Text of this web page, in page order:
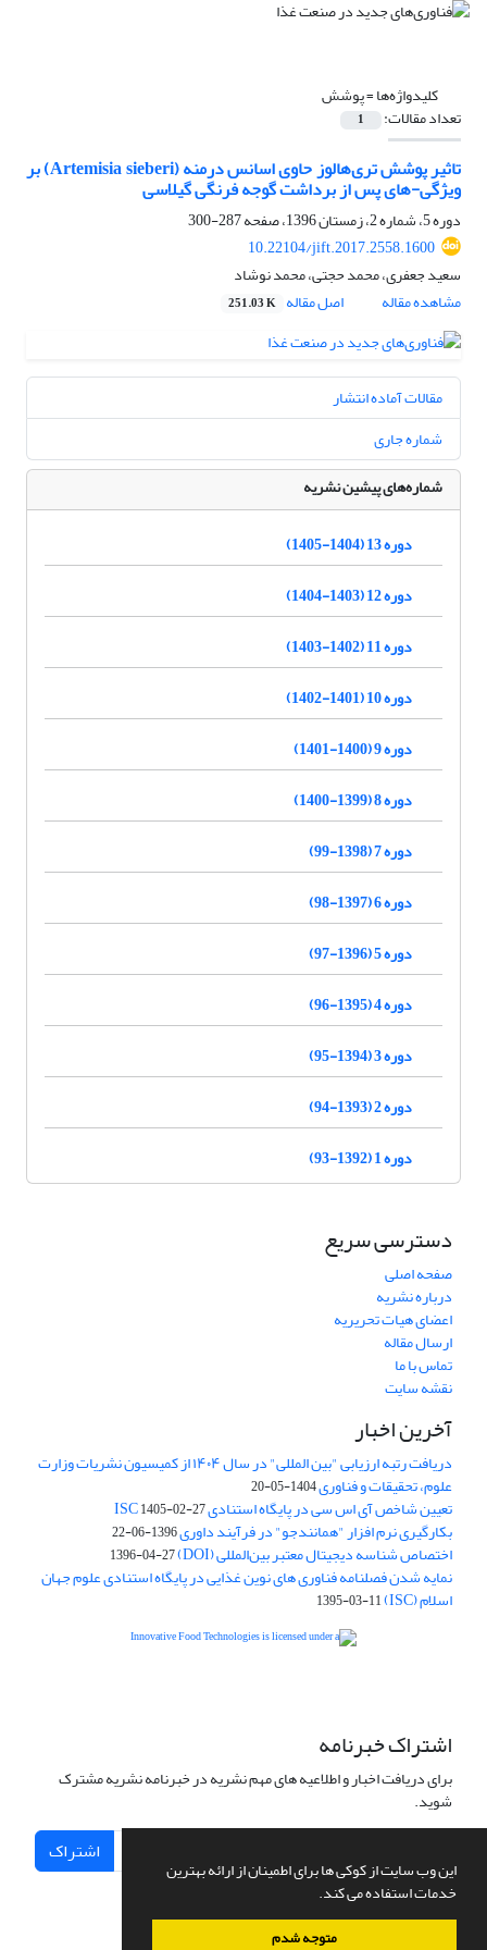
این وب سایت از کوکی ها برای اطمینان از ارائه بهترین
خدمات استفاده می کند.
متوجه شدم
کلیدواژه‌ها =پوشش
تعداد مقالات: 1
تاثیر پوشش تری‌هالوز حاوی اسانس درمنه (Artemisia sieberi) بر
ویژگی-های پس از برداشت گوجه فرنگی گیلاسی
دوره 5، شماره 2، زمستان 1396، صفحه
287-300
10.22104/jift.2017.2558.1600
سعید جعفری، محمد حجتی، محمد نوشاد
مشاهده مقاله
اصل مقاله 251.03 K
مقالات آماده انتشار
شماره جاری
شماره‌های پیشین نشریه
دوره 13 (1404-1405)
دوره 12 (1403-1404)
دوره 11 (1402-1403)
دوره 10 (1401-1402)
دوره 9 (1400-1401)
دوره 8 (1399-1400)
دوره 7 (1398-99)
دوره 6 (1397-98)
دوره 5 (1396-97)
دوره 4 (1395-96)
دوره 3 (1394-95)
دوره 2 (1393-94)
دوره 1 (1392-93)
دسترسی سریع
صفحه اصلی
درباره نشریه
اعضای هیات تحریریه
ارسال مقاله
تماس با ما
نقشه سایت
آخرین اخبار
دریافت رتبه ارزیابی "بین المللی" در سال ۱۴۰۴ از کمیسیون نشریات وزارت
علوم، تحقیقات و فناوری1404-05-20
تعیین شاخص آی اس سی در پایگاه استنادی ISC1405-02-27
بکارگیری نرم افزار "همانندجو" در فرآیند داوری1396-06-22
اختصاص شناسه دیجیتال معتبر بین‌المللی (DOI) 1396-04-27
نمایه شدن فصلنامه فناوری های نوین غذایی در پایگاه استنادی علوم جهان
اسلام (ISC) 1395-03-11
اشتراک خبرنامه
برای دریافت اخبار و اطلاعیه های مهم نشریه در خبرنامه نشریه مشترک
شوید.
اشتراک